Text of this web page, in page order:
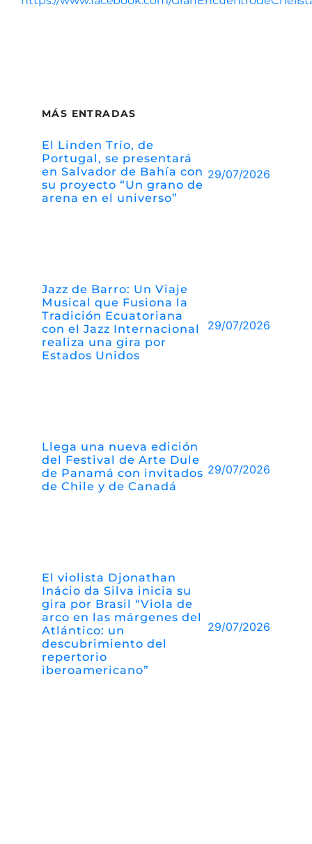
MÁS ENTRADAS
El Linden Trío, de
Portugal, se presentará
en Salvador de Bahía con
su proyecto “Un grano de
arena en el universo”
29/07/2026
Jazz de Barro: Un Viaje
Musical que Fusiona la
Tradición Ecuatoriana
con el Jazz Internacional
realiza una gira por
Estados Unidos
29/07/2026
Llega una nueva edición
del Festival de Arte Dule
de Panamá con invitados
de Chile y de Canadá
29/07/2026
El violista Djonathan
Inácio da Silva inicia su
gira por Brasil “Viola de
arco en las márgenes del
Atlántico: un
descubrimiento del
repertorio
iberoamericano”
29/07/2026